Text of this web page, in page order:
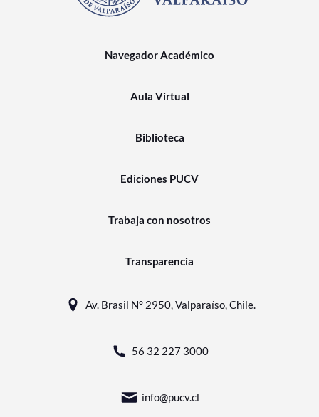
Navegador Académico
Aula Virtual
Biblioteca
Ediciones PUCV
Trabaja con nosotros
Transparencia
Av. Brasil N° 2950, Valparaíso, Chile.
56 32 227 3000
info@pucv.cl